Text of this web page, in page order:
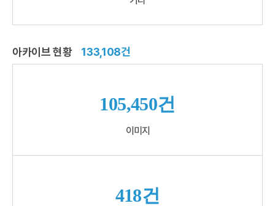
아카이브 현황 133,108건
105,450건
이미지
418건